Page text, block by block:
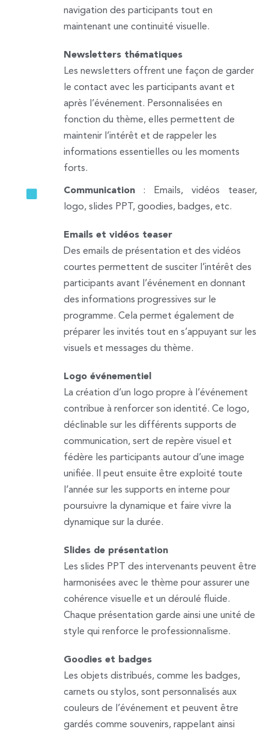
navigation des participants tout en
maintenant une continuité visuelle.
Newsletters thématiques
Les newsletters offrent une façon de garder
le contact avec les participants avant et
après l’événement. Personnalisées en
fonction du thème, elles permettent de
maintenir l’intérêt et de rappeler les
informations essentielles ou les moments
forts.
Communication: Emails, vidéos teaser,
logo, slides PPT, goodies, badges, etc.
Emails et vidéos teaser
Des emails de présentation et des vidéos
courtes permettent de susciter l’intérêt des
participants avant l’événement en donnant
des informations progressives sur le
programme. Cela permet également de
préparer les invités tout en s’appuyant sur les
visuels et messages du thème.
Logo événementiel
La création d’un logo propre à l’événement
contribue à renforcer son identité. Ce logo,
déclinable sur les différents supports de
communication, sert de repère visuel et
fédère les participants autour d’une image
unifiée. Il peut ensuite être exploité toute
l’année sur les supports en interne pour
poursuivre la dynamique et faire vivre la
dynamique sur la durée.
Slides de présentation
Les slides PPT des intervenants peuvent être
harmonisées avec le thème pour assurer une
cohérence visuelle et un déroulé fluide.
Chaque présentation garde ainsi une unité de
style qui renforce le professionnalisme.
Goodies et badges
Les objets distribués, comme les badges,
carnets ou stylos, sont personnalisés aux
couleurs de l’événement et peuvent être
gardés comme souvenirs, rappelant ainsi